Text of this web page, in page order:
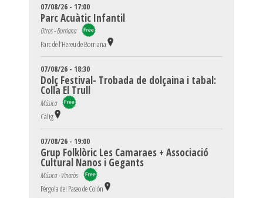
07/08/26 - 17:00
Parc Acuàtic Infantil
Otros - Burriana
Parc de l’Hereu de Borriana
07/08/26 - 18:30
Dolç Festival- Trobada de dolçaina i tabal:
Colla El Trull
Música
Càlig
07/08/26 - 19:00
Grup Folklòric Les Camaraes + Associació
Cultural Nanos i Gegants
Música - Vinaròs
Pérgola del Paseo de Colón